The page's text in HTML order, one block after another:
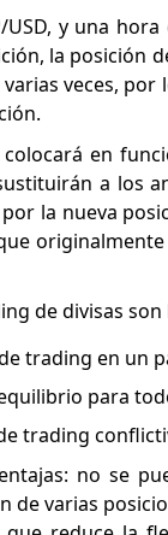
y una
la posición
veces,
en
a los
la nueva
de divisas son
trading en un
para
trading
no se
varias